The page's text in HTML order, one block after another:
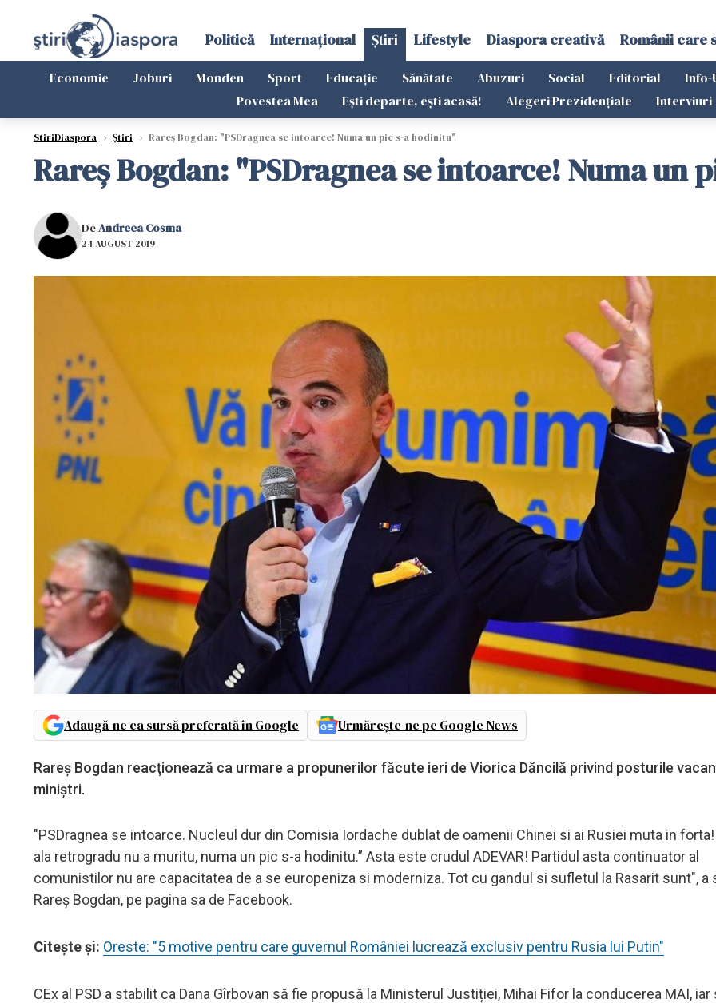
Politică Internațional Știri Lifestyle Diaspora creativă Românii care
Economie Joburi Monden Sport Educație Sănătate Abuzuri Social Editorial Info-
Povestea Mea
Ești departe, ești acasă! Alegeri Prezidențiale Interviuri
StiriDiaspora › Știri › Rareş Bogdan: "PSDragnea se intoarce! Numa un pic s-a hodinitu"
Rareş Bogdan: "PSDragnea se intoarce! Numa un
DeAndreea Cosma
24 AUGUST 2019
Adaugă-ne ca sursă preferată în Google Urmărește-ne pe Google News
Rareş Bogdan reacţionează ca urmare a propunerilor făcute ieri de Viorica Dăncilă privind posturile
miniştri.
"PSDragnea se intoarce. Nucleul dur din Comisia Iordache dublat de oamenii Chinei si ai Rusiei muta in forta!
ala retrogradu nu a muritu, numa un pic s-a hodinitu.” Asta este crudul ADEVAR! Partidul asta continuator al
comunistilor nu are capacitatea de a se europeniza si moderniza. Tot cu gandul si sufletul la Rasarit sunt", a
Rareş Bogdan, pe pagina sa de Facebook.
Citeşte şi: Oreste: "5 motive pentru care guvernul României lucrează exclusiv pentru Rusia lui Putin"
CEx al PSD a stabilit ca Dana Gîrbovan să fie propusă la Ministerul Justiției, Mihai Fifor la conducerea MAI, iar